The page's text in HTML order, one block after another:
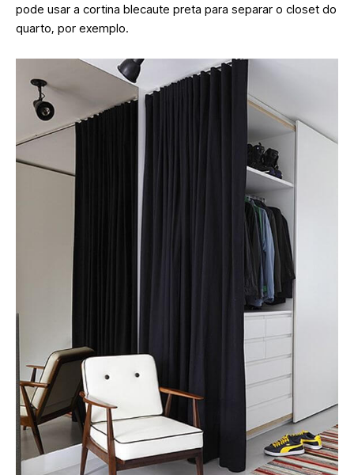
pode usar a cortina blecaute preta para separar o closet do
quarto, por exemplo.